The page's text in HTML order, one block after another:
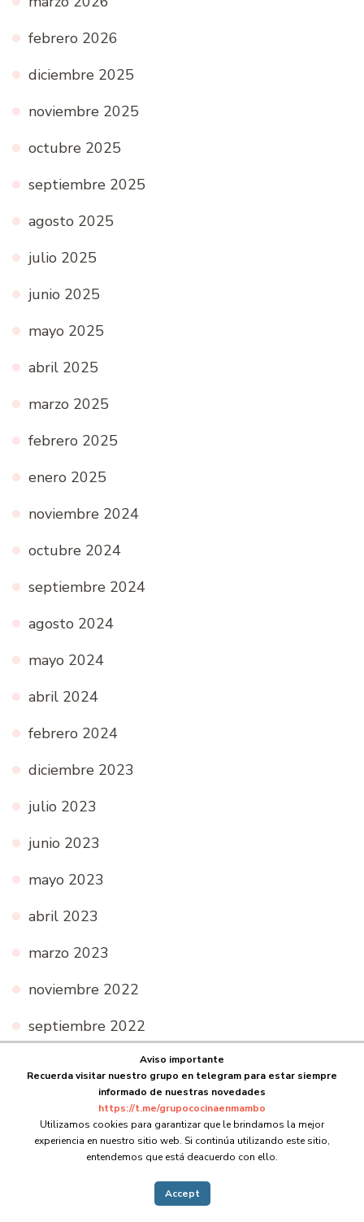
febrero 2026
diciembre 2025
noviembre 2025
octubre 2025
septiembre 2025
agosto 2025
julio 2025
junio 2025
mayo 2025
abril 2025
marzo 2025
febrero 2025
enero 2025
noviembre 2024
octubre 2024
septiembre 2024
agosto 2024
mayo 2024
abril 2024
febrero 2024
diciembre 2023
julio 2023
junio 2023
mayo 2023
abril 2023
marzo 2023
noviembre 2022
septiembre 2022
junio 2022
Aviso importante
Recuerda visitar nuestro grupo en telegram para estar siempre
informado de nuestras novedades
https://t.me/grupococinaenmambo
Utilizamos cookies para garantizar que le brindamos la mejor
experiencia en nuestro sitio web. Si continúa utilizando este sitio,
entendemos que está deacuerdo con ello.
Accept